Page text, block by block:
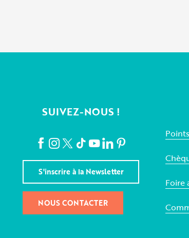
SUIVEZ-NOUS !
S'inscrire à la Newsletter
NOUS CONTACTER
Foire